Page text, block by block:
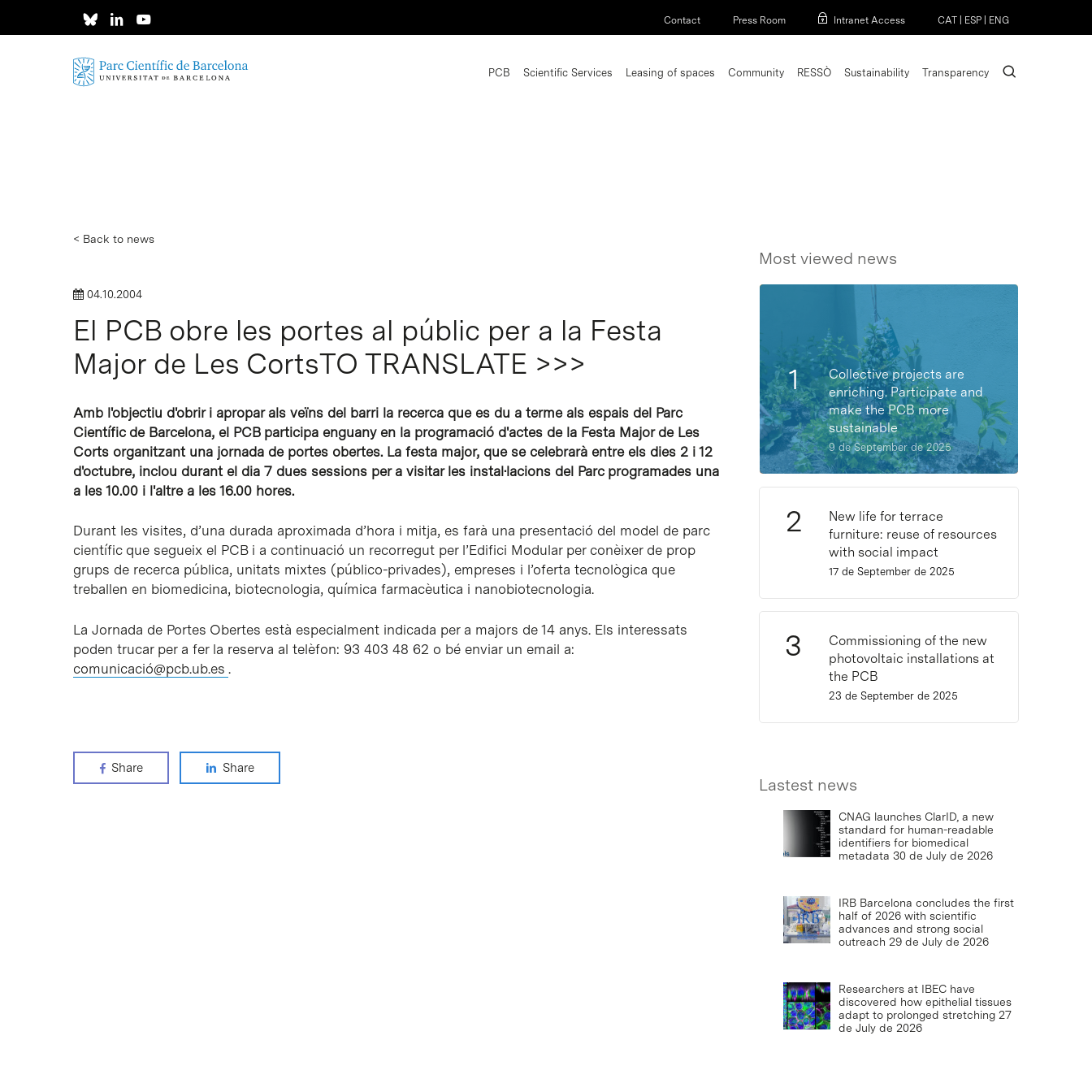
Contact Press Room Intranet Access CAT ESP ENG
Hit enter to search or ESC to close
PCB Scientific Services Leasing of spaces Community RESSÒ Sustainability Transparency search
< Back to news
04.10.2004
El PCB obre les portes al públic per a la Festa
Major de Les CortsTO TRANSLATE >>>
Amb l'objectiu d'obrir i apropar als veïns del barri la recerca que es du a terme als espais del Parc
Científic de Barcelona, el PCB participa enguany en la programació d'actes de la Festa Major de Les
Corts organitzant una jornada de portes obertes. La festa major, que se celebrarà entre els dies 2 i 12
d'octubre, inclou durant el dia 7 dues sessions per a visitar les instal·lacions del Parc programades una
a les 10.00 i l'altre a les 16.00 hores.
Durant les visites, d’una durada aproximada d’hora i mitja, es farà una presentació del model de parc
científic que segueix el PCB i a continuació un recorregut per l’Edifici Modular per conèixer de prop
grups de recerca pública, unitats mixtes (público-privades), empreses i l’oferta tecnològica que
treballen en biomedicina, biotecnologia, química farmacèutica i nanobiotecnologia.
La Jornada de Portes Obertes està especialment indicada per a majors de 14 anys. Els interessats
poden trucar per a fer la reserva al telèfon: 93 403 48 62 o bé enviar un email a:
comunicació@pcb.ub.es .
Share Share
Most viewed news
Collective projects are
enriching. Participate and
make the PCB more
sustainable
9 de September de 2025
New life for terrace
furniture: reuse of resources
with social impact
17 de September de 2025
Commissioning of the new
photovoltaic installations at
the PCB
23 de September de 2025
Lastest news
CNAG launches ClarID, a new
standard for human-readable
identifiers for biomedical
metadata 30 de July de 2026
IRB Barcelona concludes the first
half of 2026 with scientific
advances and strong social
outreach 29 de July de 2026
Researchers at IBEC have
discovered how epithelial tissues
adapt to prolonged stretching 27
de July de 2026